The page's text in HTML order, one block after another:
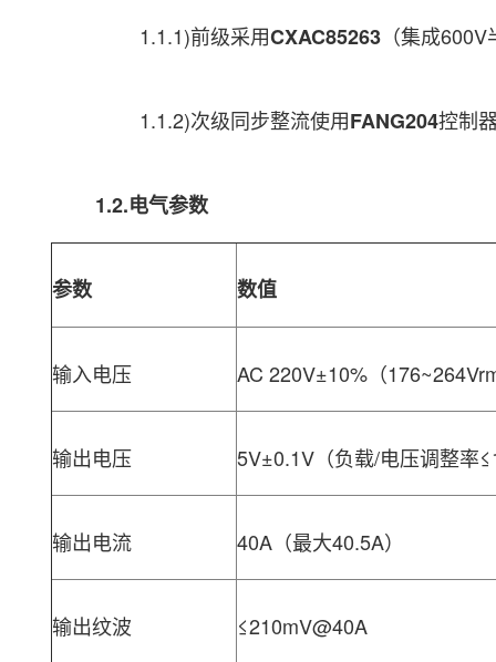
1.1.1)前级采用CXAC85263（集成600V
1.1.2)次级同步整流使用FANG204控制
1.2.电气参数
参数 数值
输入电压 AC 220V±10%（
输出电压 5V±0.1V（负载/电压调整率
输出电流 40A（最大40.5A）
输出纹波 ≤210mV@40A